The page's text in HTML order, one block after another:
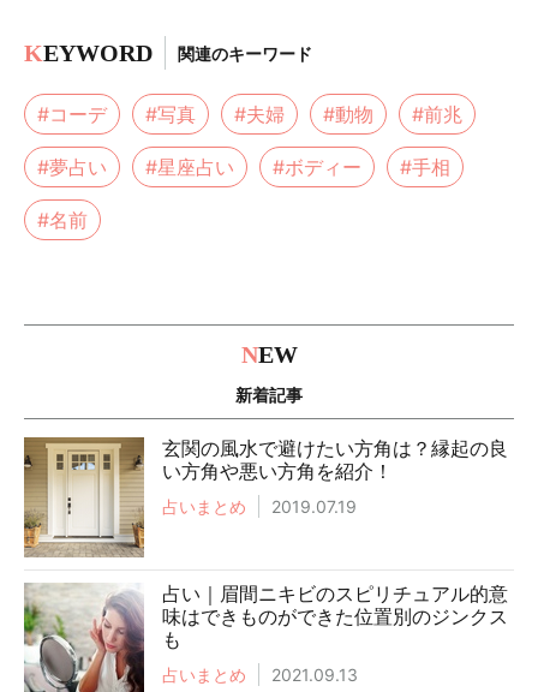
KEYWORD 関連のキーワード
#コーデ #写真 #夫婦 #動物 #前兆
#夢占い #星座占い #ボディー #手相
#名前
NEW
新着記事
玄関の風水で避けたい方角は？縁起の良
い方角や悪い方角を紹介！
占いまとめ 2019.07.19
占い｜眉間ニキビのスピリチュアル的意
味はできものができた位置別のジンクス
も
占いまとめ 2021.09.13